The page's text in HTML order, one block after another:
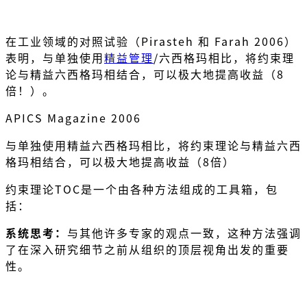
在工业领域的对照试验（Pirasteh 和 Farah 2006）
表明，与单独使用精益管理/六西格玛相比，将约束理
论与精益六西格玛相结合，可以极大地提高收益（8
倍！）。
APICS Magazine 2006
与单独使用精益六西格玛相比，将约束理论与精益六西
格玛相结合，可以极大地提高收益（8倍）
约束理论TOC是一个由各种方法组成的工具箱，包
括：
系统思考： 与其他许多专家的观点一致，这种方法强调
了在深入研究细节之前从组织的顶层视角出发的重要
性。